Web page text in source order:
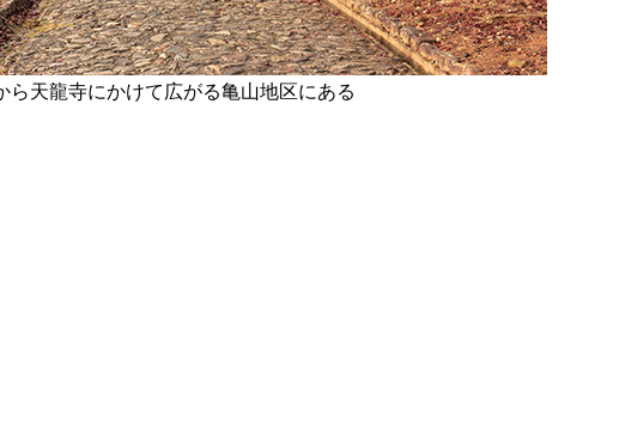
ら天龍寺にかけて広がる亀山地区にある